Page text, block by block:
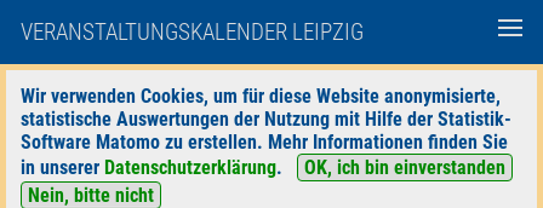
VERANSTALTUNGSKALENDER LEIPZIG
Wir verwenden Cookies, um für diese Website anonymisierte,
statistische Auswertungen der Nutzung mit Hilfe der Statistik-
Software Matomo zu erstellen. Mehr Informationen finden Sie
in unserer Datenschutzerklärung.
OK, ich bin einverstanden
Nein, bitte nicht